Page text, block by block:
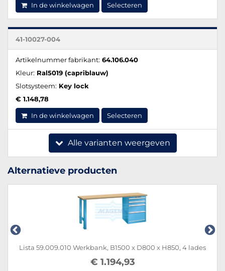
In de winkelwagen Selecteren
41-10027-004
Artikelnummer fabrikant: 64.106.040
Kleur: Ral5019 (capriblauw)
Slotsysteem: Key lock
€ 1.148,78
In de winkelwagen Selecteren
Alle varianten weergeven
Alternatieve producten
Lista 59.009.010 Werkbank, B1500 x D800 x H850, 4 lades
€ 1.194,93